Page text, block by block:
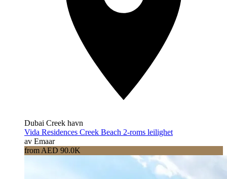
Dubai Creek havn
Vida Residences Creek Beach 2-roms leilighet
av Emaar
from AED 90.0K